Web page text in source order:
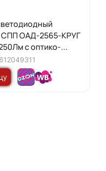
СПП ОAД-2565-КРУГ
с оптико-
IP65 175мм